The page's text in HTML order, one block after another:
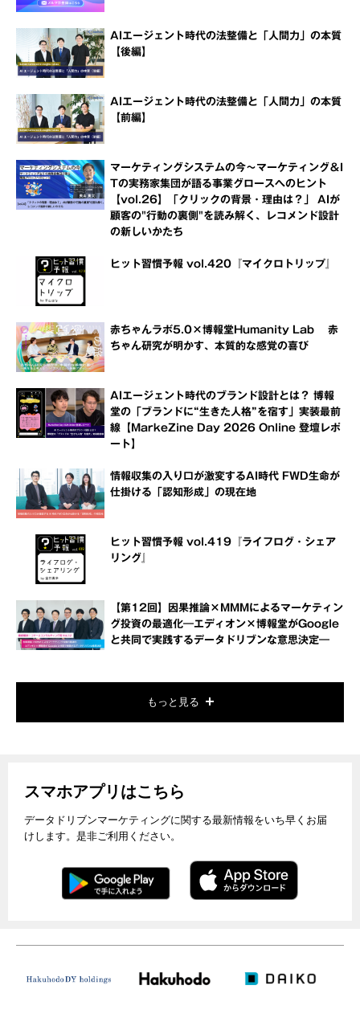
AIエージェント時代の法整備と「人間力」の本質
【後編】
AIエージェント時代の法整備と「人間力」の本質
【前編】
マーケティングシステムの今～マーケティング＆I
Tの実務家集団が語る事業グロースへのヒント
【vol.26】「クリックの背景・理由は？」 AIが
顧客の"行動の裏側"を読み解く、レコメンド設計
の新しいかたち
ヒット習慣予報 vol.420『マイクロトリップ』
赤ちゃんラボ5.0×博報堂Humanity Lab 赤
ちゃん研究が明かす、本質的な感覚の喜び
AIエージェント時代のブランド設計とは？ 博報
堂の「ブランドに“生きた人格”を宿す」実装最前
線【MarkeZine Day 2026 Online 登壇レポ
ート】
情報収集の入り口が激変するAI時代 FWD生命が
仕掛ける「認知形成」の現在地
ヒット習慣予報 vol.419『ライフログ・シェア
リング』
【第12回】因果推論×MMMによるマーケティン
グ投資の最適化―エディオン×博報堂がGoogle
と共同で実践するデータドリブンな意思決定―
もっと見る
スマホアプリはこちら
データドリブンマーケティングに関する最新情報をいち早くお届
けします。是非ご利用ください。